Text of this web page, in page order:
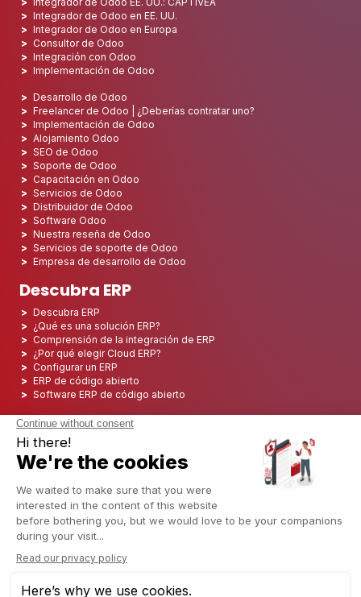
Integrador de Odoo en EE. UU.
Integrador de Odoo en Europa
Consultor de Odoo
Integración con Odoo
Implementación de Odoo
Desarrollo de Odoo
Freelancer de Odoo | ¿Deberías contratar uno?
Implementación de Odoo
Alojamiento Odoo
SEO de Odoo
Soporte de Odoo
Capacitación en Odoo
Servicios de Odoo
Distribuidor de Odoo
Software Odoo
Nuestra reseña de Odoo
Servicios de soporte de Odoo
Empresa de desarrollo de Odoo
Descubra ERP
Descubra ERP
¿Qué es una solución ERP?
Comprensión de la integración de ERP
¿Por qué elegir Cloud ERP?
Configurar un ERP
ERP de código abierto
Software ERP de código abierto
Los 5 mejores ERP de código abierto
Implementación de ERP
Integración ERP
Implementación de ERP
Proyecto ERP
Sistema ERP
Odoo ERP para el sector financiero
Odoo ERP para la industria de seguros
Odoo ERP para la industria de la impresión
Odoo ERP para la industria del cannabis/CBD